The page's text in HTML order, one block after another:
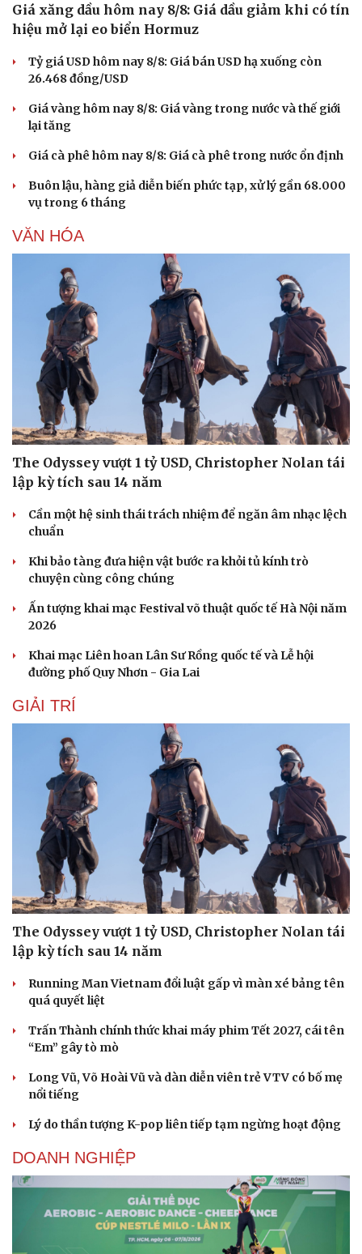
Sức khỏe
Dinh dưỡng - món ngon
Cây thuốc
Sản phụ khoa
Nhi khoa
Làm đẹp - giảm cân
Phòng mạch online
Đời sống
Nhà đẹp
Blog
Tình yêu - Gia đình
Giá xăng dầu hôm nay 8/8: Giá dầu giảm khi có tín
hiệu mở lại eo biển Hormuz
Tỷ giá USD hôm nay 8/8: Giá bán USD hạ xuống còn
26.468 đồng/USD
Giá vàng hôm nay 8/8: Giá vàng trong nước và thế giới
lại tăng
Giá cà phê hôm nay 8/8: Giá cà phê trong nước ổn định
Buôn lậu, hàng giả diễn biến phức tạp, xử lý gần 68.000
vụ trong 6 tháng
VĂN HÓA
The Odyssey vượt 1 tỷ USD, Christopher Nolan tái
lập kỳ tích sau 14 năm
Cần một hệ sinh thái trách nhiệm để ngăn âm nhạc lệch
chuẩn
Khi bảo tàng đưa hiện vật bước ra khỏi tủ kính trò
chuyện cùng công chúng
Ấn tượng khai mạc Festival võ thuật quốc tế Hà Nội năm
2026
Khai mạc Liên hoan Lân Sư Rồng quốc tế và Lễ hội
đường phố Quy Nhơn - Gia Lai
GIẢI TRÍ
The Odyssey vượt 1 tỷ USD, Christopher Nolan tái
lập kỳ tích sau 14 năm
Running Man Vietnam đổi luật gấp vì màn xé bảng tên
quá quyết liệt
Trấn Thành chính thức khai máy phim Tết 2027, cái tên
“Em” gây tò mò
Long Vũ, Võ Hoài Vũ và dàn diễn viên trẻ VTV có bố mẹ
nổi tiếng
Lý do thần tượng K-pop liên tiếp tạm ngừng hoạt động
DOANH NGHIỆP